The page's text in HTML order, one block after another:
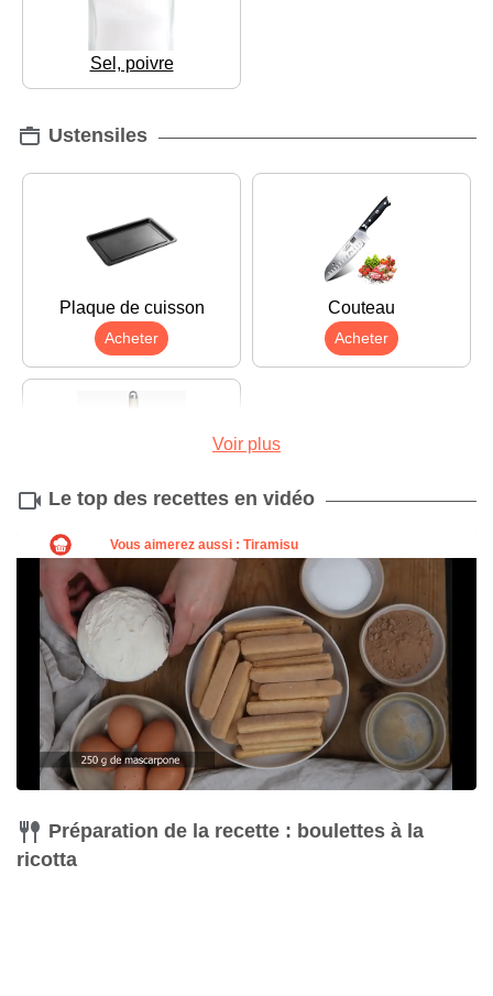
Sel, poivre
Ustensiles
Plaque de cuisson
Acheter
Couteau
Acheter
Acheter
Voir plus
Le top des recettes en vidéo
Préparation de la recette : boulettes à la
ricotta